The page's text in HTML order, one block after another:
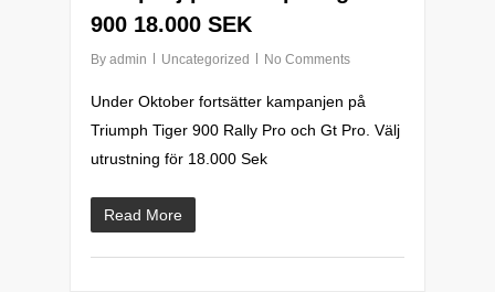
900 18.000 SEK
By admin Uncategorized No Comments
Under Oktober fortsätter kampanjen på
Triumph Tiger 900 Rally Pro och Gt Pro. Välj
utrustning för 18.000 Sek
Read More